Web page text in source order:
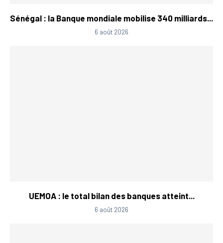
Sénégal : la Banque mondiale mobilise 340 milliards...
6 août 2026
UEMOA : le total bilan des banques atteint...
6 août 2026